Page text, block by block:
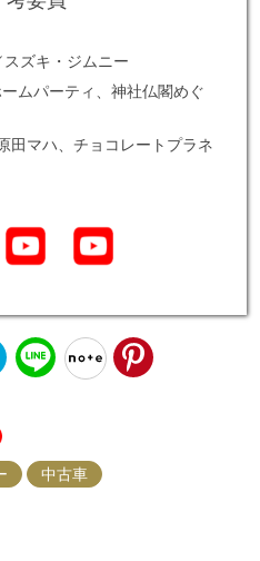
ズキ・ジムニー
ムパーティ、神社仏閣めぐ
田マハ、チョコレートプラネ
中古車